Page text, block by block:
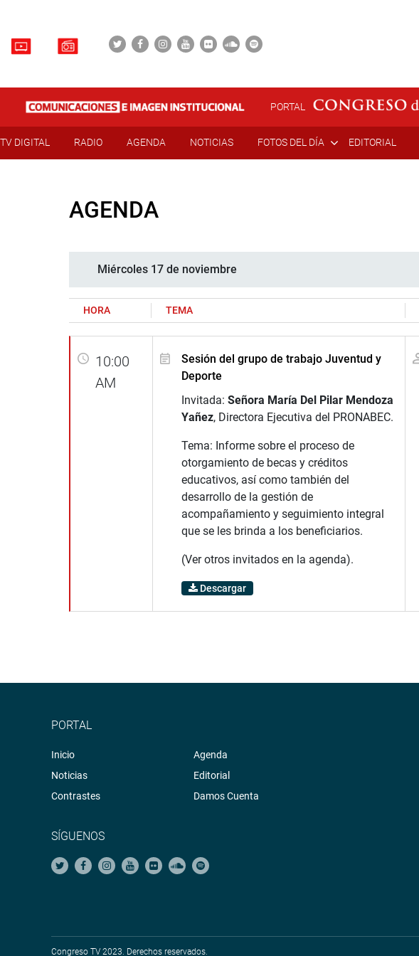
PORTAL
TV DIGITAL RADIO AGENDA NOTICIAS FOTOS DEL DÍA EDITORIAL
AGENDA
Miércoles 17 de noviembre
HORA TEMA
10:00
AM
Sesión del grupo de trabajo Juventud y
Deporte
Invitada: Señora María Del Pilar Mendoza
Yañez, Directora Ejecutiva del PRONABEC.
Tema: Informe sobre el proceso de
otorgamiento de becas y créditos
educativos, así como también del
desarrollo de la gestión de
acompañamiento y seguimiento integral
que se les brinda a los beneficiarios.
(Ver otros invitados en la agenda).
Descargar
PORTAL
Inicio
Noticias
Contrastes
Agenda
Editorial
Damos Cuenta
SÍGUENOS
Congreso TV 2023. Derechos reservados.